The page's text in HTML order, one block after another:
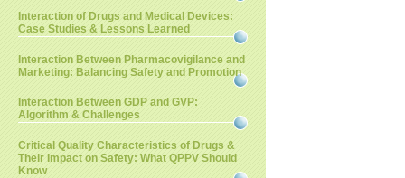
Interaction of Drugs and Medical Devices:
Case Studies & Lessons Learned
Interaction Between Pharmacovigilance and
Marketing: Balancing Safety and Promotion
Interaction Between GDP and GVP:
Algorithm & Challenges
Critical Quality Characteristics of Drugs &
Their Impact on Safety: What QPPV Should
Know